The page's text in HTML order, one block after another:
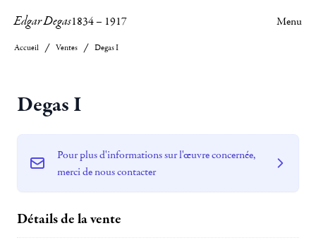
Edgar Degas1834– 1917 Menu
Accueil Ventes Degas I
Degas I
Pour plus d'informations sur l'œuvre concernée,
merci de nous contacter
Détails de la vente